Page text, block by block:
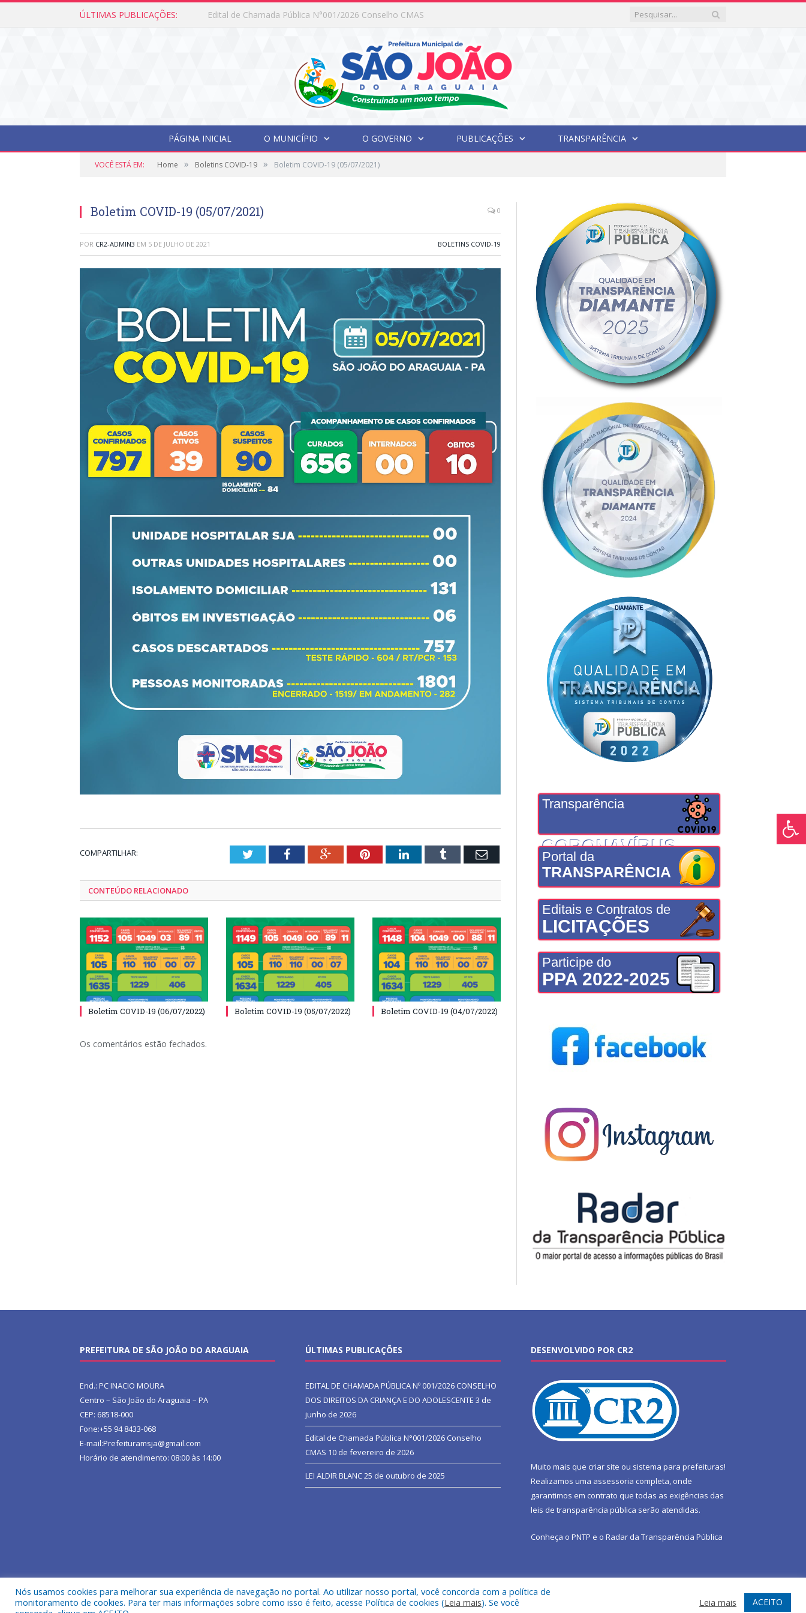
ÚLTIMAS PUBLICAÇÕES: Edital de Chamada Pública N°001/2026 Conselho CMAS
PÁGINA INICIAL O MUNICÍPIO O GOVERNO PUBLICAÇÕES TRANSPARÊNCIA
VOCÊ ESTÁ EM: Home » Boletins COVID-19 » Boletim COVID-19 (05/07/2021)
Boletim COVID-19 (05/07/2021) 0
POR CR2-ADMIN3 EM 5 DE JULHO DE 2021 BOLETINS COVID-19
COMPARTILHAR: TwitterFacebookGoogle+PinterestLinkedInTumblr Email
CONTEÚDO RELACIONADO
Boletim COVID-19 (06/07/2022) Boletim COVID-19 (05/07/2022) Boletim COVID-19 (04/07/2022)
Os comentários estão fechados.
Transparência
CORONAVÍRUS
Portal da
TRANSPARÊNCIA
Editais e Contratos de
LICITAÇÕES
Participe do
PPA 2022-2025
PREFEITURA DE SÃO JOÃO DO ARAGUAIA
End.: PC INACIO MOURA
Centro – São João do Araguaia – PA
CEP: 68518-000
Fone:+55 94 8433-068
E-mail:Prefeituramsja@gmail.com
Horário de atendimento: 08:00 às 14:00
ÚLTIMAS PUBLICAÇÕES
EDITAL DE CHAMADA PÚBLICA Nº 001/2026 CONSELHO
DOS DIREITOS DA CRIANÇA E DO ADOLESCENTE 3 de
junho de 2026
Edital de Chamada Pública N°001/2026 Conselho
CMAS 10 de fevereiro de 2026
LEI ALDIR BLANC25 de outubro de 2025
DESENVOLVIDO POR CR2
Muito mais que criar site ou sistema para prefeituras!
Realizamos uma assessoria completa, onde
garantimos em contrato que todas as exigências das
leis de transparência pública serão atendidas.
Conheça o PNTP e o Radar da Transparência Pública
Todos os direitos reservados a Prefeitura Municipal de São João do Araguaia. Mapa do Site Acessar Webmail
Nós usamos cookies para melhorar sua experiência de navegação no portal. Ao utilizar nosso portal, você concorda com a política de
monitoramento de cookies. Para ter mais informações sobre como isso é feito, acesse Política de cookies (Leia mais). Se você
Leia mais ACEITO